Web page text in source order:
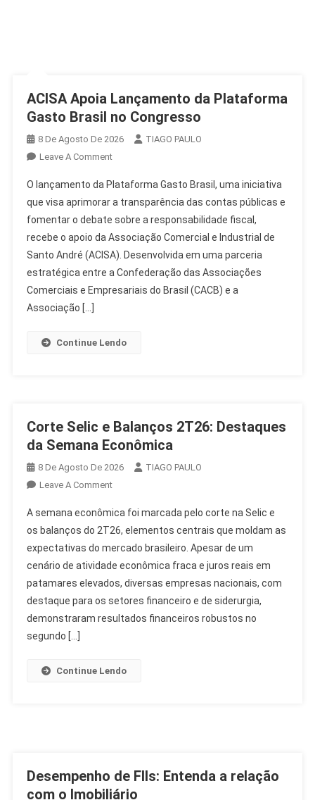
ACISA Apoia Lançamento da Plataforma
Gasto Brasil no Congresso
8 De Agosto De 2026
TIAGO PAULO
Leave A CommentOn
Apoia
Lançamento
Da
Plataforma
Gasto
Brasil
No
O lançamento da Plataforma Gasto Brasil, uma iniciativa
que visa aprimorar a transparência das contas públicas e
fomentar o debate sobre a responsabilidade fiscal,
recebe o apoio da Associação Comercial e Industrial de
Santo André (ACISA). Desenvolvida em uma parceria
estratégica entre a Confederação das Associações
Comerciais e Empresariais do Brasil (CACB) e a
Associação […]
Continue Lendo
Corte Selic e Balanços 2T26: Destaques
da Semana Econômica
8 De Agosto De 2026
TIAGO PAULO
Leave A CommentOn
Selic
E
Balanços
2T26:
Destaques
Da
Semana
A semana econômica foi marcada pelo corte na Selic e
os balanços do 2T26, elementos centrais que moldam as
expectativas do mercado brasileiro. Apesar de um
cenário de atividade econômica fraca e juros reais em
patamares elevados, diversas empresas nacionais, com
destaque para os setores financeiro e de siderurgia,
demonstraram resultados financeiros robustos no
segundo […]
Continue Lendo
Desempenho de FIIs: Entenda a relação
com o Imobiliário